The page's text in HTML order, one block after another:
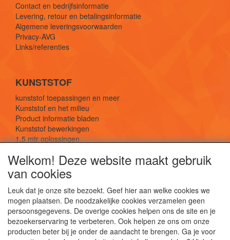
Contact en bedrijfsinformatie
Levering, retour en betalingsinformatie
Algemene leveringsvoorwaarden
Privacy-AVG
Links/referenties
KUNSTSTOF
kunststof toepassingen en meer
Kunststof en het milieu
Product informatie bladen
Kunststof bewerkingen
1,5 mtr oplossingen
SOCIALE MEDIA
Welkom! Deze website maakt gebruik
van cookies
Leuk dat je onze site bezoekt. Geef hier aan welke cookies we
mogen plaatsen. De noodzakelijke cookies verzamelen geen
persoonsgegevens. De overige cookies helpen ons de site en je
bezoekerservaring te verbeteren. Ook helpen ze ons om onze
producten beter bij je onder de aandacht te brengen. Ga je voor